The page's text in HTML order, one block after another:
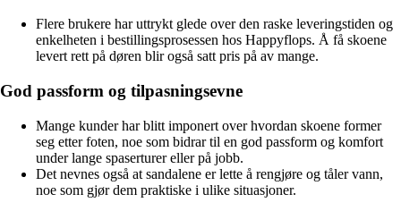
Flere brukere har uttrykt glede over den raske leveringstiden og
enkelheten i bestillingsprosessen hos Happyflops. Å få skoene
levert rett på døren blir også satt pris på av mange.
God passform og tilpasningsevne
Mange kunder har blitt imponert over hvordan skoene former
seg etter foten, noe som bidrar til en god passform og komfort
under lange spaserturer eller på jobb.
Det nevnes også at sandalene er lette å rengjøre og tåler vann,
noe som gjør dem praktiske i ulike situasjoner.